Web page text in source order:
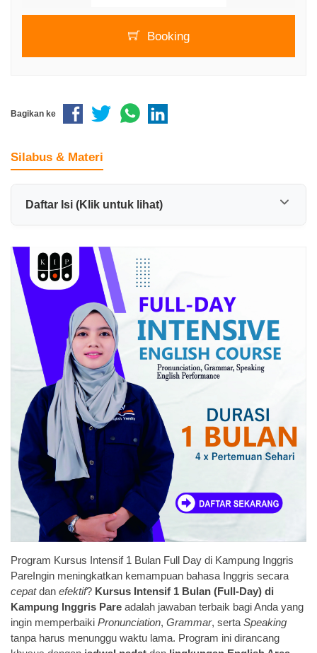
Booking
Bagikan ke
Silabus & Materi
Daftar Isi (Klik untuk lihat)
Program Kursus Intensif 1 Bulan Full Day di Kampung Inggris
PareIngin meningkatkan kemampuan bahasa Inggris secara
cepatdan efektif? Kursus Intensif 1 Bulan (Full-Day) di
Kampung Inggris Pare adalah jawaban terbaik bagi Anda yang
ingin memperbaiki Pronunciation, Grammar, sertaSpeaking
tanpa harus menunggu waktu lama. Program ini dirancang